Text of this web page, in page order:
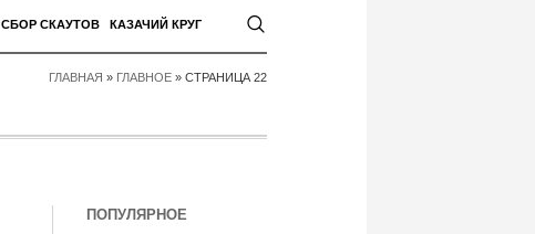
СБОР СКАУТОВ КАЗАЧИЙ КРУГ
ГЛАВНАЯ » ГЛАВНОЕ » СТРАНИЦА 22
ПОПУЛЯРНОЕ